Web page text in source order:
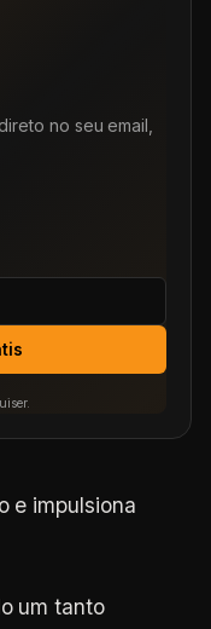
no seu email,
e impulsiona
um tanto